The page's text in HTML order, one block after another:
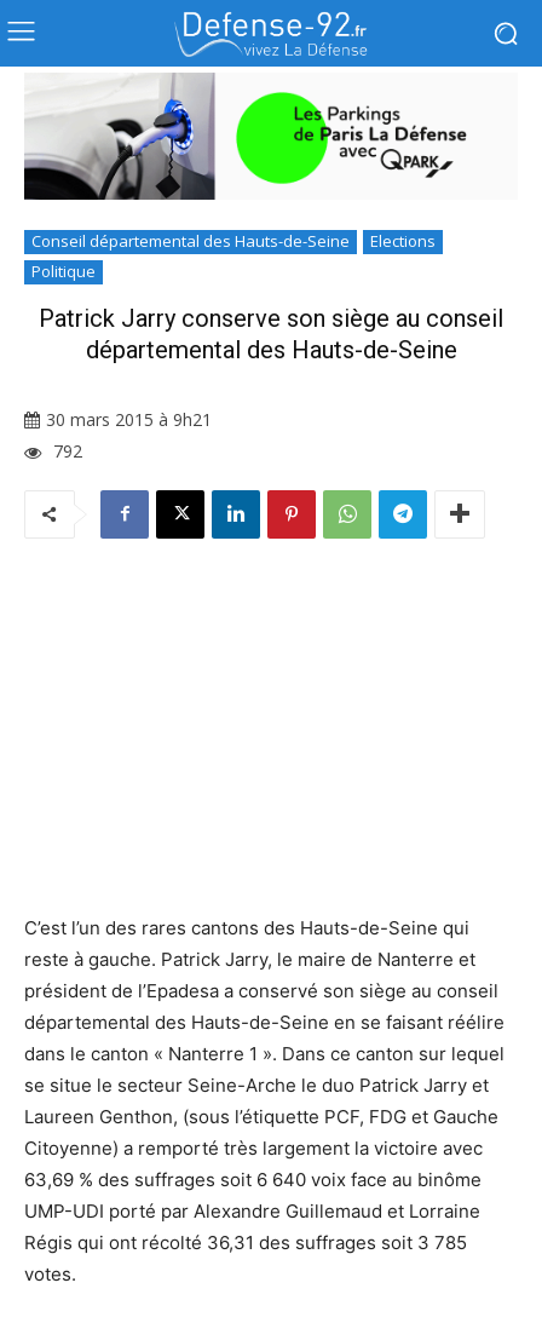
Conseil départemental des Hauts-de-Seine
Elections
Politique
Patrick Jarry conserve son siège au conseil
départemental des Hauts-de-Seine
30 mars 2015 à 9h21
792
C’est l’un des rares cantons des Hauts-de-Seine qui
reste à gauche. Patrick Jarry, le maire de Nanterre et
président de l’Epadesa a conservé son siège au conseil
départemental des Hauts-de-Seine en se faisant réélire
dans le canton « Nanterre 1 ». Dans ce canton sur lequel
se situe le secteur Seine-Arche le duo Patrick Jarry et
Laureen Genthon, (sous l’étiquette PCF, FDG et Gauche
Citoyenne) a remporté très largement la victoire avec
63,69 % des suffrages soit 6 640 voix face au binôme
UMP-UDI porté par Alexandre Guillemaud et Lorraine
Régis qui ont récolté 36,31 des suffrages soit 3 785
votes.